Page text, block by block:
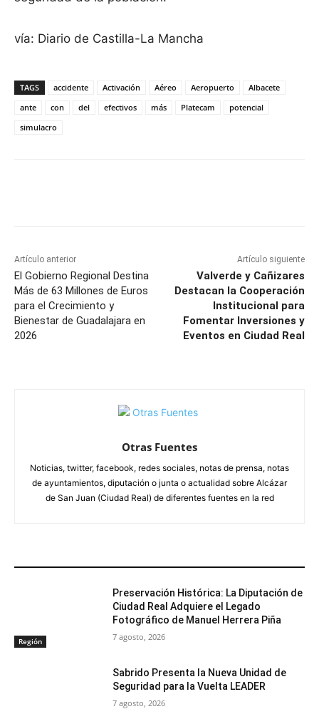
vía: Diario de Castilla-La Mancha
TAGS accidente Activación Aéreo Aeropuerto
Albacete
ante
con del efectivos más Platecam
potencial
simulacro
Artículo anterior
El Gobierno Regional Destina
Más de 63 Millones de Euros
para el Crecimiento y
Bienestar de Guadalajara en
2026
Artículo siguiente
Valverde y Cañizares
Destacan la Cooperación
Institucional para
Fomentar Inversiones y
Eventos en Ciudad Real
Otras Fuentes
Noticias, twitter, facebook, redes sociales, notas de prensa, notas
de ayuntamientos, diputación o junta o actualidad sobre Alcázar
de San Juan (Ciudad Real) de diferentes fuentes en la red
Región
Preservación Histórica: La Diputación de
Ciudad Real Adquiere el Legado
Fotográfico de Manuel Herrera Piña
7 agosto, 2026
Sabrido Presenta la Nueva Unidad de
Seguridad para la Vuelta LEADER
7 agosto, 2026